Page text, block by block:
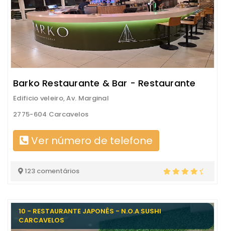
Barko Restaurante & Bar - Restaurante
Edificio veleiro, Av. Marginal
2775-604 Carcavelos
Ver número de telefone
123 comentários
10 - RESTAURANTE JAPONÊS - N.O.A SUSHI
CARCAVELOS